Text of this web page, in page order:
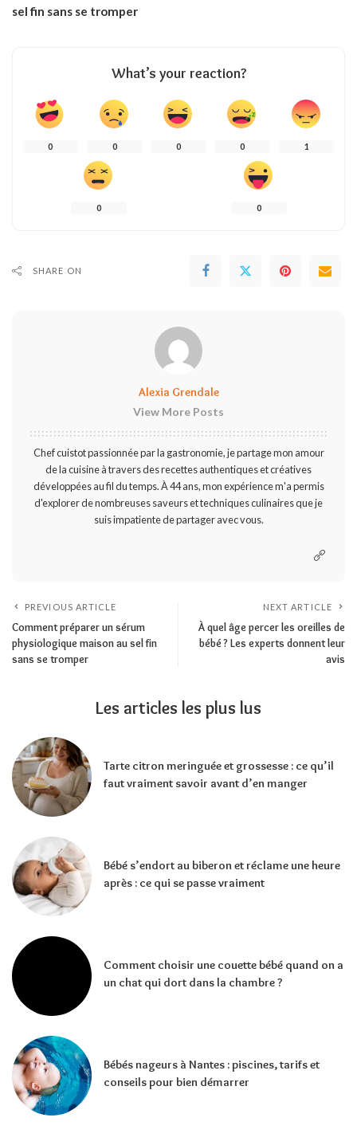
sel fin sans se tromper
What’s your reaction?
0 0 0 0 1
0 0
SHARE ON
Alexia Grendale
View More Posts
Chef cuistot passionnée par la gastronomie, je partage mon amour
de la cuisine à travers des recettes authentiques et créatives
développées au fil du temps. À 44 ans, mon expérience m'a permis
d'explorer de nombreuses saveurs et techniques culinaires que je
suis impatiente de partager avec vous.
PREVIOUS ARTICLE
Comment préparer un sérum
physiologique maison au sel fin
sans se tromper
NEXT ARTICLE
À quel âge percer les oreilles de
bébé ? Les experts donnent leur
avis
Les articles les plus lus
Tarte citron meringuée et grossesse : ce qu’il
faut vraiment savoir avant d’en manger
Bébé s’endort au biberon et réclame une heure
après : ce qui se passe vraiment
Comment choisir une couette bébé quand on a
un chat qui dort dans la chambre ?
Bébés nageurs à Nantes : piscines, tarifs et
conseils pour bien démarrer